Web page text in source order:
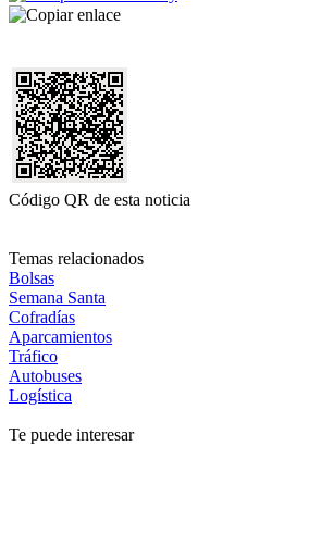
Código QR de esta noticia
Temas relacionados
Bolsas
Semana Santa
Cofradías
Aparcamientos
Tráfico
Autobuses
Logística
Te puede interesar